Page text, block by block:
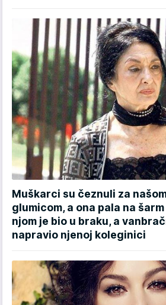
Muškarci su čeznuli za
glumicom, a ona pala na
njom je bio u braku, a
napravio njenoj koleginici